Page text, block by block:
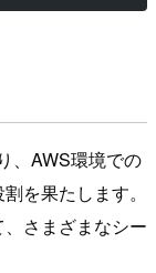
、AWS環境での
を果たします。
さまざまなシー